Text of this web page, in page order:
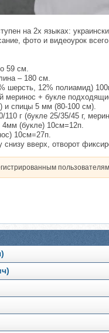
на 2х языках:
фото и видеоурок
59 см.
– 180 см.
шерсть, 12% полиамид)
меринос + букле
и спицы 5 мм (80-100 см).
г (букле 25/35/45 г,
4мм (букле) 10см=12п.
10см=27п.
снизу вверх, отворот